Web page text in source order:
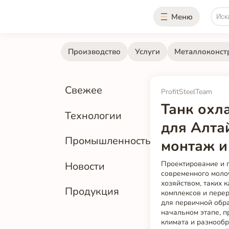
Меню
Производство Услуги
Свежее
Технологии
Промышленность
Новости
Продукция
ProfitSteelTeam
Танк
для
монтаж
Проектирование и производство танка охладителя молока — это ключевой этап в организации современного молочного производства. Особенно это актуально для регионов с развитым сельским хозяйством, таких как Алтайский край. Здесь сосредоточено множество фермерских хозяйств, молочных комплексов и перерабатывающих предприятий, которым необходимы надежные и эффективные решения для первичной обработки молока. Охладитель молока обеспечивает сохранение качества продукта на начальном этапе, предотвращая рост бактерий и снижая риски порчи. В условиях переменчивого климата и разнообразной инфраструктуры региона важно использовать оборудование, адаптированное к местным условиям.Танк охладитель молока — это не просто ёмкость с охлаждением. Это комплексная система, включающая в себя термоизоляцию, мешалку, холодильный агрегат, систему автоматики и контроля температуры. Современные решения позволяют поддерживать температуру молока на уровне +4°C в течение длительного времени, что критически важно для соответствия санитарным нормам и требованиям переработчиков. Производство таких установок требует глубоких знаний в области пищевой инженерии, металлургии и холодильной техники.Алтайский край — один из лидеров по производству молока в Сибирском федеральном округе. Регион отличается благоприятными природными условиями для животноводства: плодородные почвы, обилие кормовых угодий, умеренный климат. Однако в то же время здесь наблюдаются значительные перепады температур — от минус 30°C зимой до +35°C летом. Это создаёт повышенные требования к устойчивости оборудования. Особенно важно, чтобы охладитель молока сохранял стабильную работу как в условиях сильных морозов, так и при жаре.Города региона, такие как Барнаул, Бийск, Рубцовск, Новоалтайск, Заринск, Славгород, Алейск и Яровое, становятся центрами агропромышленного развития. В них расположены как крупные молочные заводы, так и небольшие фермерские хозяйства. Каждый из этих объектов нуждается в